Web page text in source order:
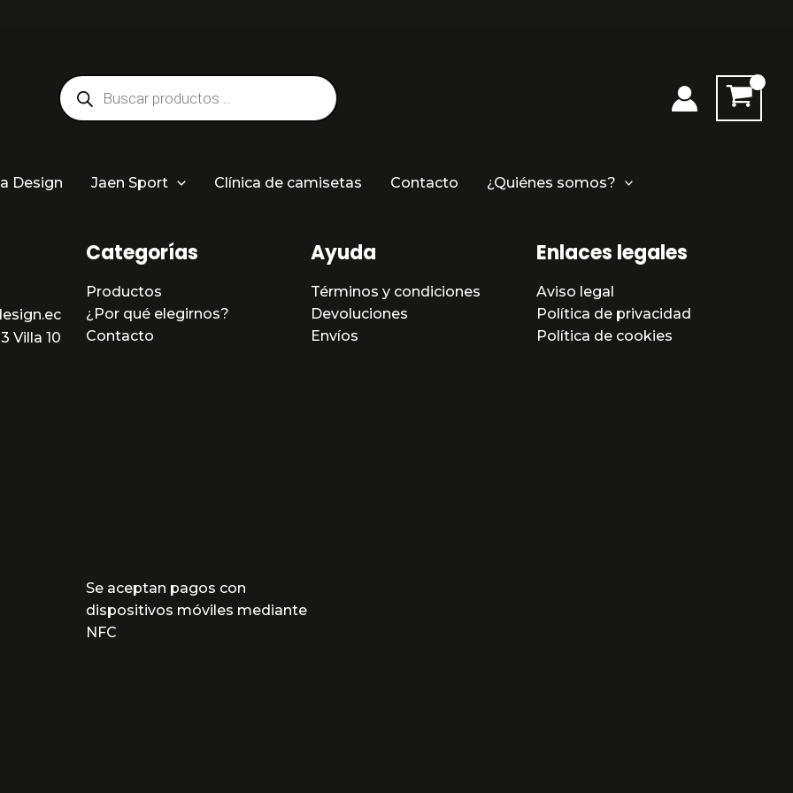
de
productos
Design Jaen Sport Clínica de camisetas Contacto ¿Quiénes somos?
Villa 10
Categorías
Productos
¿Por qué elegirnos?
Contacto
Se aceptan pagos con
dispositivos móviles mediante
NFC
Ayuda
Términos y condiciones
Devoluciones
Envíos
Enlaces legales
Aviso legal
Política de privacidad
Política de cookies